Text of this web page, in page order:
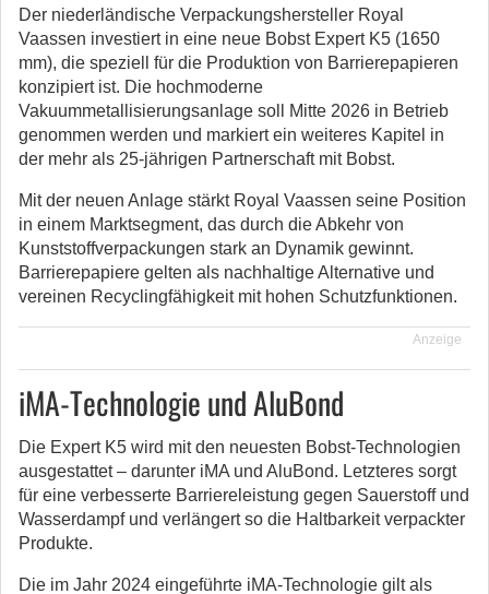
Der niederländische Verpackungshersteller Royal
Vaassen investiert in eine neue Bobst Expert K5 (1650
mm), die speziell für die Produktion von Barrierepapieren
konzipiert ist. Die hochmoderne
Vakuummetallisierungsanlage soll Mitte 2026 in Betrieb
genommen werden und markiert ein weiteres Kapitel in
der mehr als 25-jährigen Partnerschaft mit Bobst.
Mit der neuen Anlage stärkt Royal Vaassen seine Position
in einem Marktsegment, das durch die Abkehr von
Kunststoffverpackungen stark an Dynamik gewinnt.
Barrierepapiere gelten als nachhaltige Alternative und
vereinen Recyclingfähigkeit mit hohen Schutzfunktionen.
Anzeige
iMA-Technologie und AluBond
Die Expert K5 wird mit den neuesten Bobst-Technologien
ausgestattet – darunter iMA und AluBond. Letzteres sorgt
für eine verbesserte Barriereleistung gegen Sauerstoff und
Wasserdampf und verlängert so die Haltbarkeit verpackter
Produkte.
Die im Jahr 2024 eingeführte iMA-Technologie gilt als